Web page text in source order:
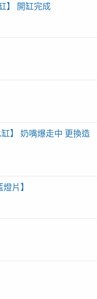
】 開缸完成
】 奶嘴爆走中 更換造
片】